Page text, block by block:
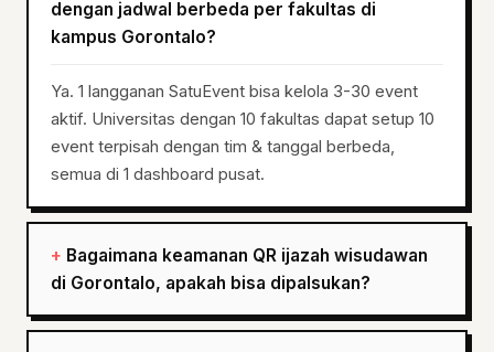
dengan jadwal berbeda per fakultas di
kampus Gorontalo?
Ya. 1 langganan SatuEvent bisa kelola 3-30 event
aktif. Universitas dengan 10 fakultas dapat setup 10
event terpisah dengan tim & tanggal berbeda,
semua di 1 dashboard pusat.
Bagaimana keamanan QR ijazah wisudawan
di Gorontalo, apakah bisa dipalsukan?